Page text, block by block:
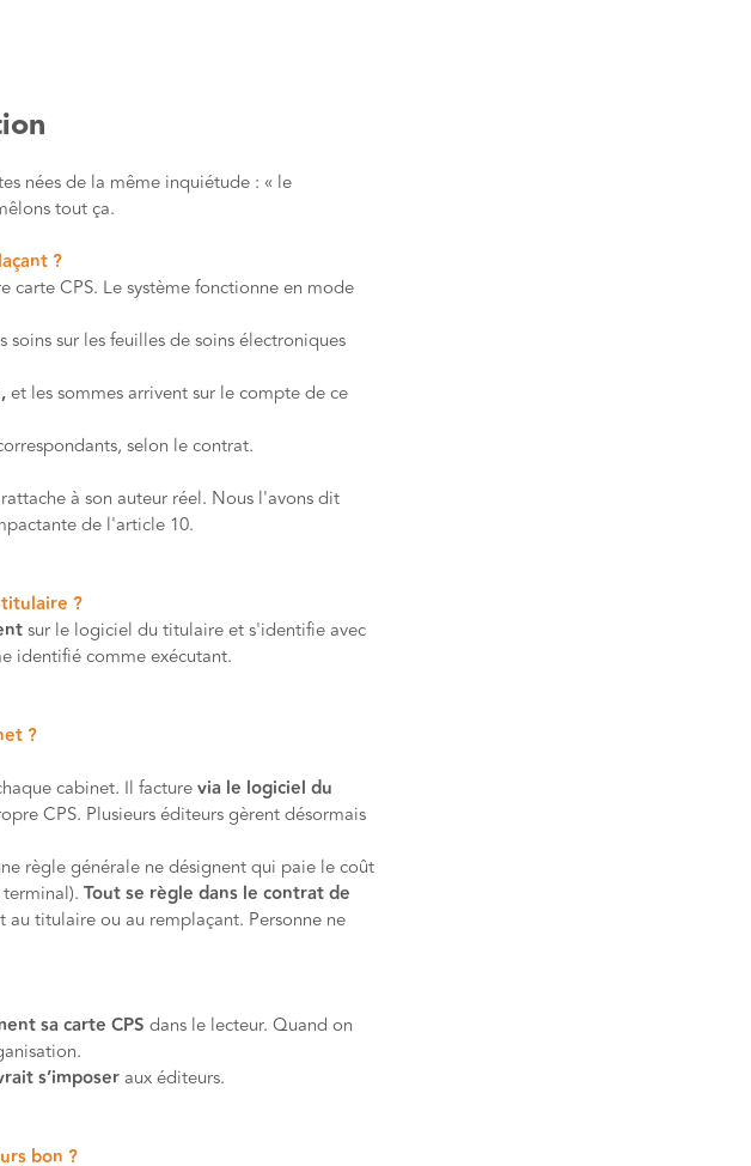
nées de la même inquiétude : « le
tout ça.
?
CPS. Le système fonctionne en mode
soins sur les feuilles de soins électroniques
et les sommes arrivent sur le compte de ce
selon le contrat.
à son auteur réel. Nous l'avons dit
de l'article 10.
titulaire ?
sur le logiciel du titulaire et s'identifie avec
identifié comme exécutant.
?
cabinet. Il facturevia le logiciel du
CPS. Plusieurs éditeurs gèrent désormais
règle générale ne désignent qui paie le coût
Tout se règle dans le contrat de
au titulaire ou au remplaçant. Personne ne
sa carte CPS dans le lecteur. Quand on
s’imposeraux éditeurs.
bon ?